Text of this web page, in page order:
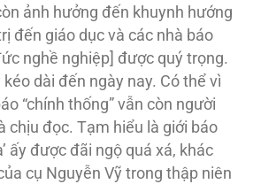
ảnh hưởng đến khuynh hướng
đến giáo dục và các nhà báo
nghề nghiệp] được quý trọng.
dài đến ngày nay. Có thể vì
“chính thống” vẫn còn người
chịu đọc. Tạm hiểu là giới báo
ấy được đãi ngộ quá xá, khác
cụ Nguyễn Vỹ trong thập niên